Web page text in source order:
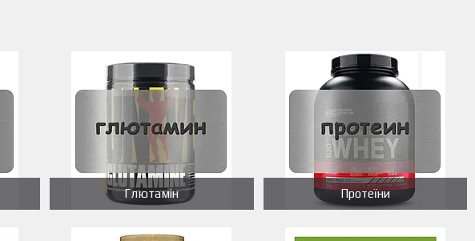
Глютамін Протеїни